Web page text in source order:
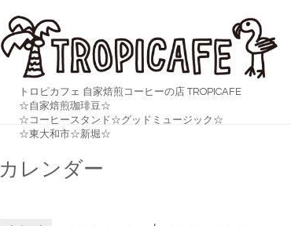
トロピカフェ 自家焙煎コーヒーの店 TROPICAFE
☆自家焙煎珈琲豆☆
☆コーヒースタンド☆グッドミュージック☆
☆東大和市☆新堀☆
カレンダー